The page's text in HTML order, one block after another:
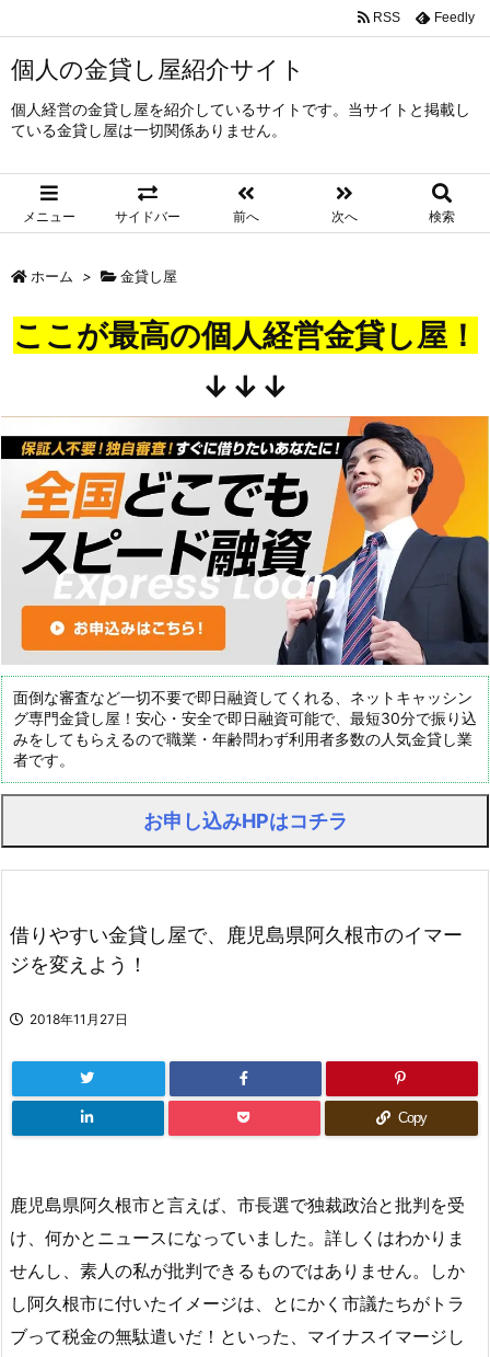
個人の金貸し屋紹介サイト
個人経営の金貸し屋を紹介しているサイトです。当サイトと掲載し
ている金貸し屋は一切関係ありません。
メニュー サイドバー 前へ 次へ 検索
RSS Feedly
ホーム > 金貸し屋
ここが最高の個人経営金貸し屋！
↓↓↓
面倒な審査など一切不要で即日融資してくれる、ネットキャッシン
グ専門金貸し屋！安心・安全で即日融資可能で、最短30分で振り込
みをしてもらえるので職業・年齢問わず利用者多数の人気金貸し業
者です。
お申し込みHPはコチラ
借りやすい金貸し屋で、鹿児島県阿久根市のイマー
ジを変えよう！
2018年11月27日
Copy
鹿児島県阿久根市と言えば、市長選で独裁政治と批判を受
け、何かとニュースになっていました。詳しくはわかりま
せんし、素人の私が批判できるものではありません。しか
し阿久根市に付いたイメージは、とにかく市議たちがトラ
ブって税金の無駄遣いだ！といった、マイナスイマージし